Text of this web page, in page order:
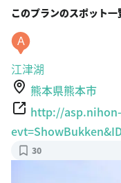
このプランのスポット一
A
江津湖
熊本県熊本市
http://
30